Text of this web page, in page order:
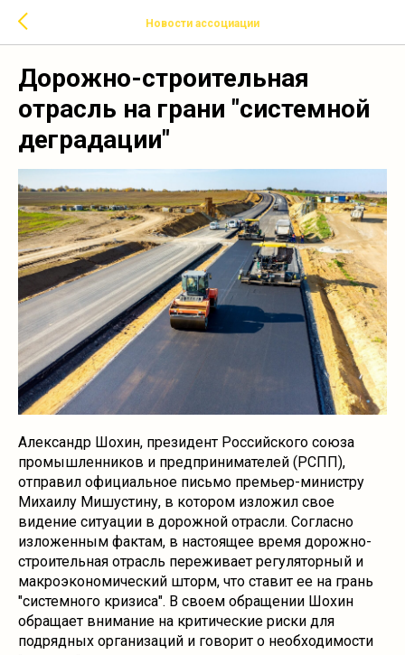
Новости ассоциации
Дорожно-строительная
отрасль на грани "системной
деградации"
Александр Шохин, президент Российского союза
промышленников и предпринимателей (РСПП),
отправил официальное письмо премьер-министру
Михаилу Мишустину, в котором изложил свое
видение ситуации в дорожной отрасли. Согласно
изложенным фактам, в настоящее время дорожно-
строительная отрасль переживает регуляторный и
макроэкономический шторм, что ставит ее на грань
"системного кризиса". В своем обращении Шохин
обращает внимание на критические риски для
подрядных организаций и говорит о необходимости